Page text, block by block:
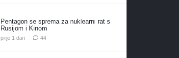
Pentagon se sprema za nuklearni rat s
Rusijom i Kinom
prije 1 dan 44komentara